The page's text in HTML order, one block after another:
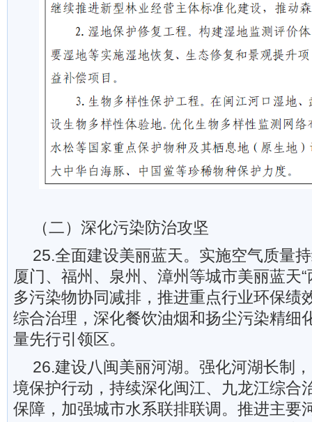
（二）深化污染防治攻坚
25.全面建设美丽蓝天。实施空气质量
厦门、福州、泉州、漳州等城市美丽蓝天
多污染物协同减排，推进重点行业环保绩
综合治理，深化餐饮油烟和扬尘污染精细
量先行引领区。
26.建设八闽美丽河湖。强化河湖长制
境保护行动，持续深化闽江、九龙江综合
保障，加强城市水系联排联调。推进主要